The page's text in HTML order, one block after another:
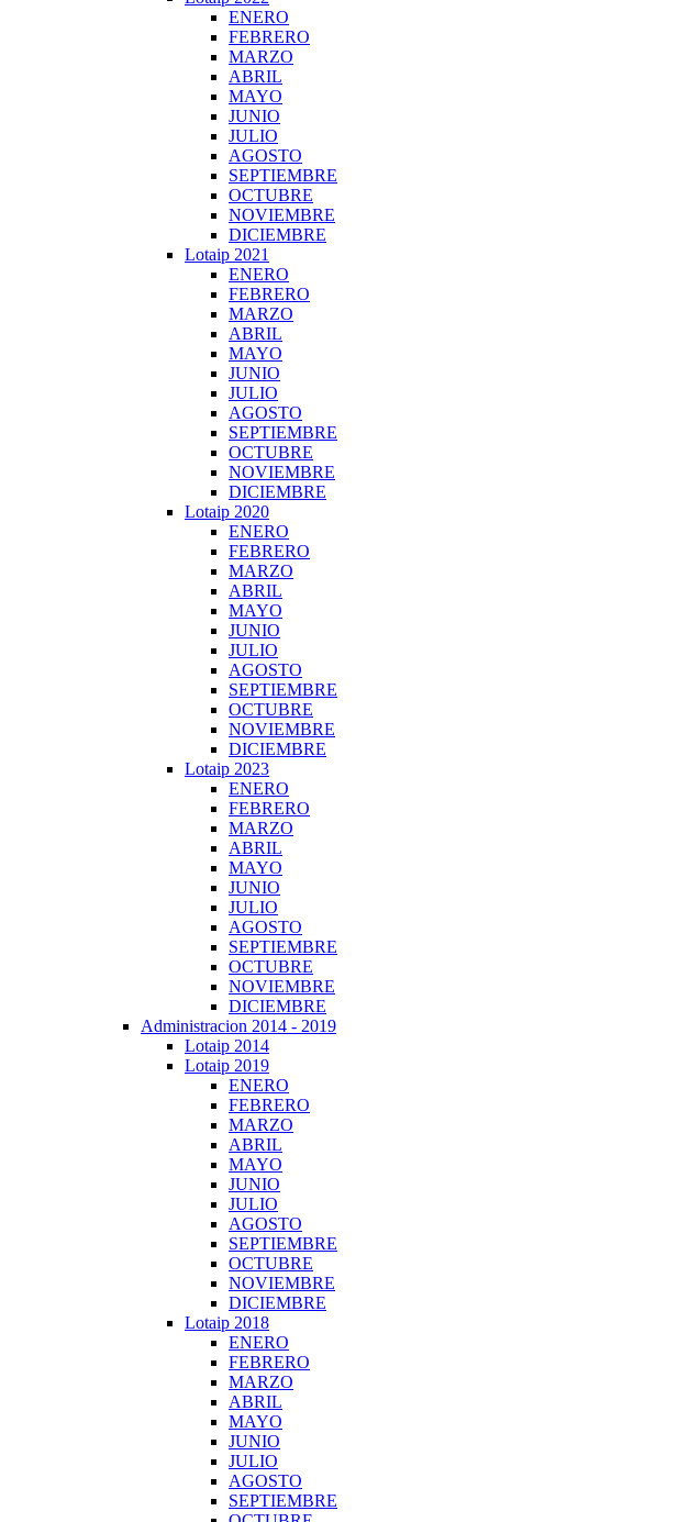
ENERO
FEBRERO
MARZO
ABRIL
MAYO
JUNIO
JULIO
AGOSTO
SEPTIEMBRE
OCTUBRE
NOVIEMBRE
DICIEMBRE
Lotaip 2021
ENERO
FEBRERO
MARZO
ABRIL
MAYO
JUNIO
JULIO
AGOSTO
SEPTIEMBRE
OCTUBRE
NOVIEMBRE
DICIEMBRE
Lotaip 2020
ENERO
FEBRERO
MARZO
ABRIL
MAYO
JUNIO
JULIO
AGOSTO
SEPTIEMBRE
OCTUBRE
NOVIEMBRE
DICIEMBRE
Lotaip 2023
ENERO
FEBRERO
MARZO
ABRIL
MAYO
JUNIO
JULIO
AGOSTO
SEPTIEMBRE
OCTUBRE
NOVIEMBRE
DICIEMBRE
Administracion 2014 - 2019
Lotaip 2014
Lotaip 2019
ENERO
FEBRERO
MARZO
ABRIL
MAYO
JUNIO
JULIO
AGOSTO
SEPTIEMBRE
OCTUBRE
NOVIEMBRE
DICIEMBRE
Lotaip 2018
ENERO
FEBRERO
MARZO
ABRIL
MAYO
JUNIO
JULIO
AGOSTO
SEPTIEMBRE